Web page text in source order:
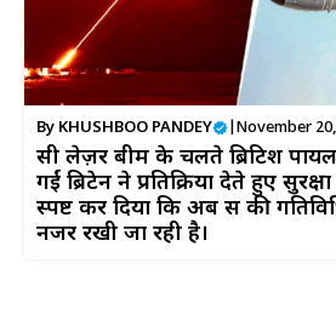
By KHUSHBOO PANDEY November
रूसी लेज़र बीम के चलते ब्रिटिश
गईं ब्रिटेन ने प्रतिक्रिया देते हुए
स्पष्ट कर दिया कि अब रूस की
नजर रखी जा रही है।​